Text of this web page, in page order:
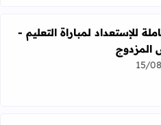
للإستعداد لمباراة التعليم -
للإستعداد لمباراة التعليم -
15/